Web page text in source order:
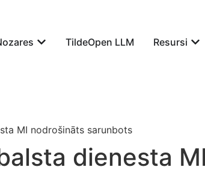
TildeOpen LLM Resursi
MI nodrošināts sarunbots
dienesta